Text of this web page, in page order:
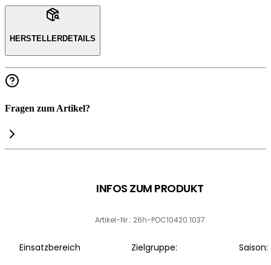
HERSTELLERDETAILS
Fragen zum Artikel?
INFOS ZUM PRODUKT
Artikel-Nr.: 26h-POC10420.1037
Einsatzbereich Zielgruppe: Saison: